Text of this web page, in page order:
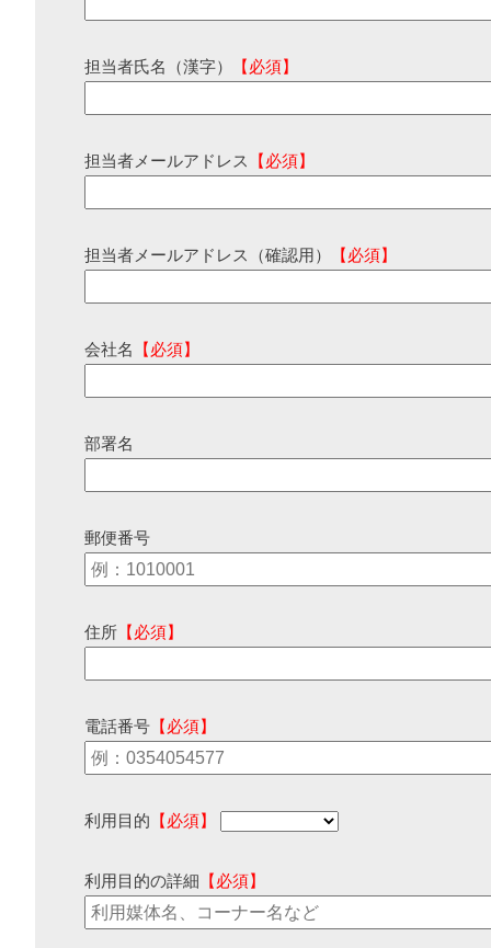
担当者氏名（漢字） 【必須】
担当者メールアドレス 【必須】
担当者メールアドレス（確認用） 【必須】
会社名 【必須】
部署名
郵便番号
住所 【必須】
電話番号 【必須】
利用目的 【必須】
利用目的の詳細 【必須】